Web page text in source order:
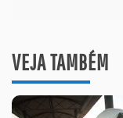
VEJA TAMBÉM